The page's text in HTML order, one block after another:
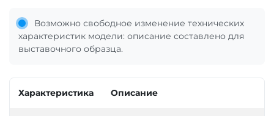
Возможно свободное изменение технических
характеристик модели: описание составлено для
выставочного образца.
Характеристика Описание